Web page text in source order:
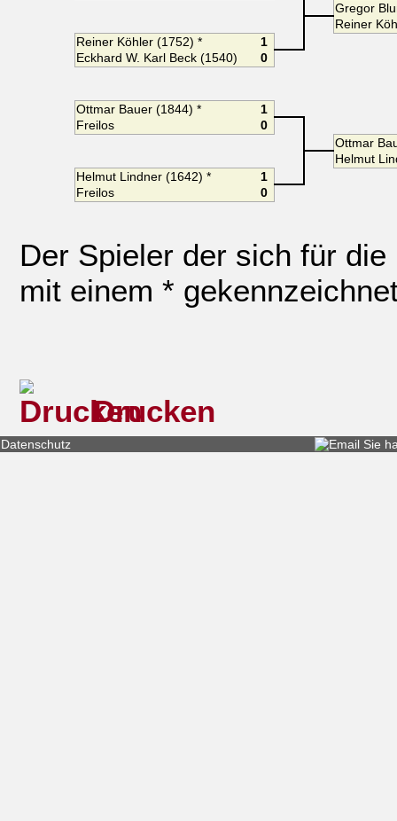
Gregor
Reiner
Reiner Köhler (1752) *
1
Eckhard W. Karl Beck (1540)
0
Ottmar Bauer (1844) *
1
Freilos
0
Ottmar
Helmut
Helmut Lindner (1642) *
1
Freilos
0
Der Spieler der sich für
mit einem *
Drucken
Datenschutz Sie